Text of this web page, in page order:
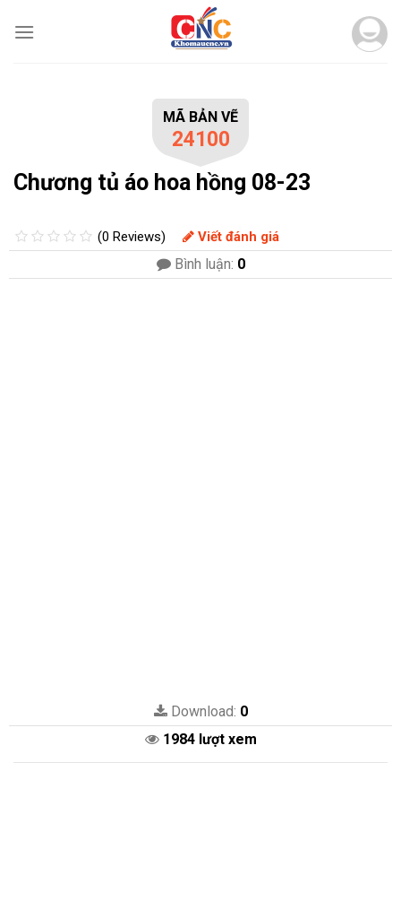
MÃ BẢN VẼ
24100
Chương tủ áo hoa hồng 08-23
(0 Reviews) Viết đánh giá
Bình luận: 0
Download: 0
1984 lượt xem